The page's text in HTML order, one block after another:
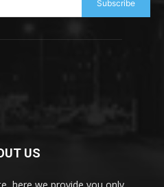
Subscribe
US